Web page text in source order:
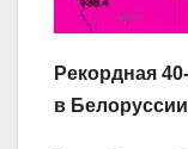
Рекордная
в